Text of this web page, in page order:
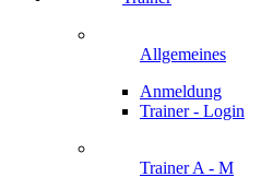
Allgemeines
Anmeldung
Trainer - Login
Trainer A - M